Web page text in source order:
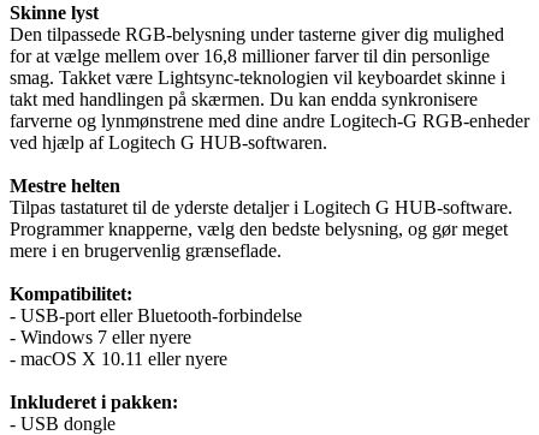
Skinne lyst
Den tilpassede RGB-belysning under tasterne giver dig mulighed
for at vælge mellem over 16,8 millioner farver til din personlige
smag. Takket være Lightsync-teknologien vil keyboardet skinne i
takt med handlingen på skærmen. Du kan endda synkronisere
farverne og lynmønstrene med dine andre Logitech-G RGB-enheder
ved hjælp af Logitech G HUB-softwaren.
Mestre helten
Tilpas tastaturet til de yderste detaljer i Logitech G HUB-software.
Programmer knapperne, vælg den bedste belysning, og gør meget
mere i en brugervenlig grænseflade.
Kompatibilitet:
- USB-port eller Bluetooth-forbindelse
- Windows 7 eller nyere
- macOS X 10.11 eller nyere
Inkluderet i pakken:
- USB dongle